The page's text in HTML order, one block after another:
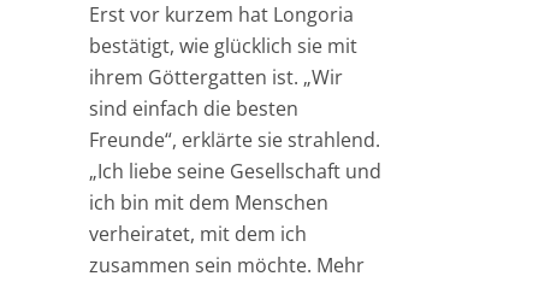
Erst vor kurzem hat Longoria
bestätigt, wie glücklich sie mit
ihrem Göttergatten ist. „Wir
sind einfach die besten
Freunde“, erklärte sie strahlend.
„Ich liebe seine Gesellschaft und
ich bin mit dem Menschen
verheiratet, mit dem ich
zusammen sein möchte. Mehr